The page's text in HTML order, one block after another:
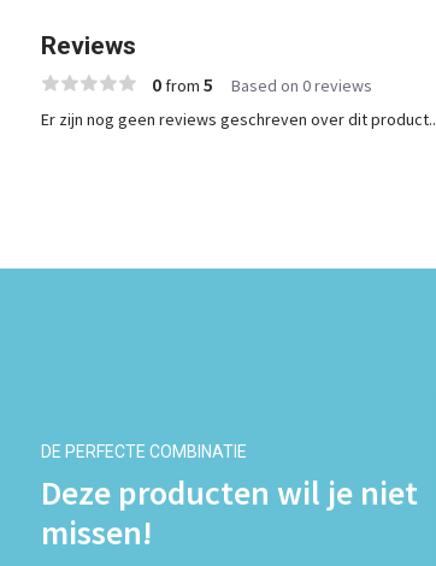
Reviews
0from 5 Based on 0 reviews
Er zijn nog geen reviews geschreven over dit product..
DE PERFECTE COMBINATIE
Deze producten wil je niet
missen!
Power &amp;
- 1L x4